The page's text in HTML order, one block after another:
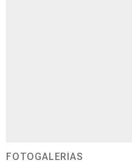
FOTOGALERÍAS